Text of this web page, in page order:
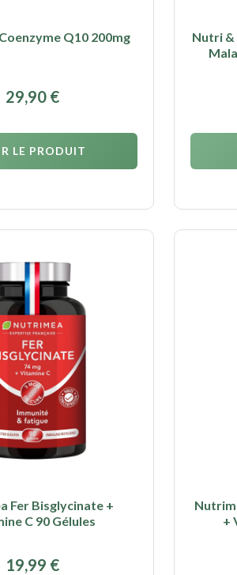
Q10 200mg
29,90 €
LE PRODUIT
Nutri &
Fer Bisglycinate +
C 90 Gélules
19,99 €
+